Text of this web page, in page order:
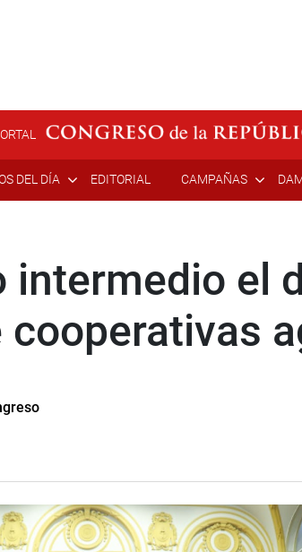
DEL DÍA EDITORIAL CAMPAÑAS
intermedio el